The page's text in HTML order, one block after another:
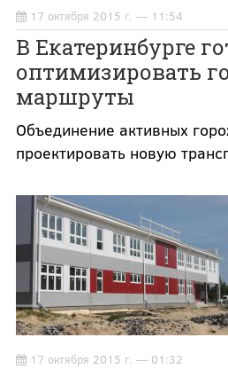
17 октября 2015 г. — 11:54
В Екатеринбурге
оптимизировать
маршруты
Объединение активных
проектировать новую
17 октября 2015 г. — 01:32